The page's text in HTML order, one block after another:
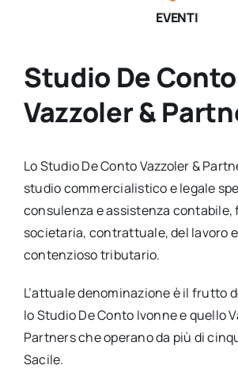
EVENTI
Studio De Conto
Vazzoler &
Lo Studio De Conto Vazzoler &
studio commercialistico e legale
consulenza e assistenza contabile,
societaria, contrattuale, del lavoro
contenzioso tributario.
L’attuale denominazione è il frutto
lo Studio De Conto Ivonne e quello
Partners che operano da più di
Sacile.